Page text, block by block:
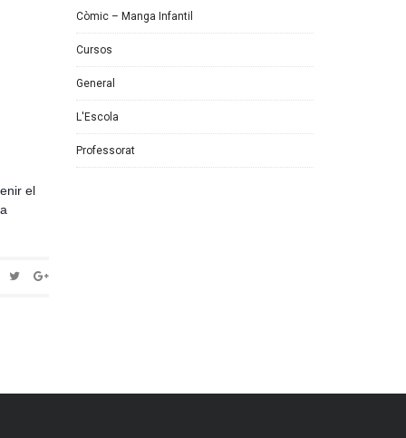
el
Còmic – Manga Infantil
Cursos
General
L'Escola
Professorat